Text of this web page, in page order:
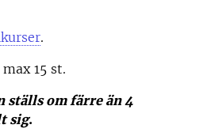
.
max 15 st.
ställs om färre än 4
sig.